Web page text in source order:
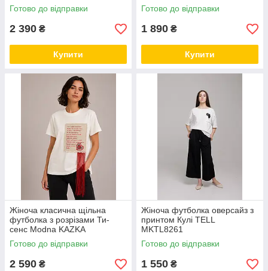
Готово до відправки
2 390 ₴
Купити
Готово до відправки
1 890 ₴
Купити
Жіноча класична щільна
футболка з розрізами Ти-
сенс Modna KAZKA
MKNK160729
Готово до відправки
2 590 ₴
Жіноча футболка оверсайз з
принтом Кулі TELL
MKTL8261
Готово до відправки
1 550 ₴